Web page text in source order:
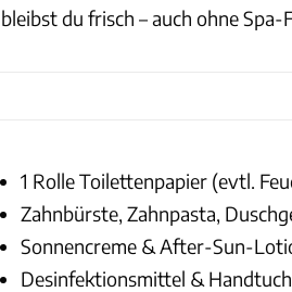
bleibst du frisch – auch ohne Spa-
1 Rolle Toilettenpapier (evtl.
Zahnbürste, Zahnpasta,
Sonnencreme & After-Sun-
Desinfektionsmittel &